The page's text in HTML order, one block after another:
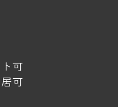
可
可